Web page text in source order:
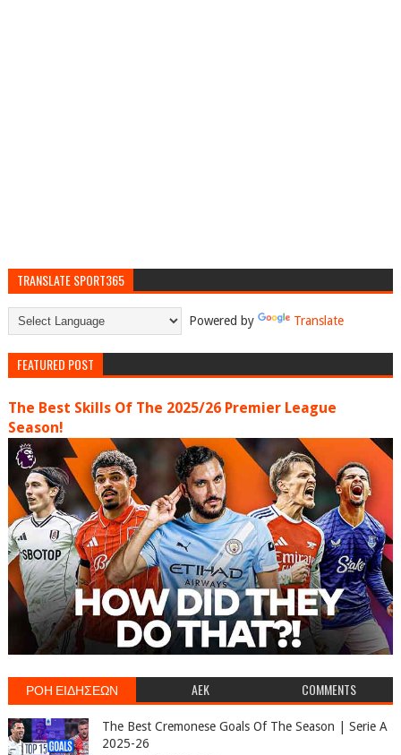
TRANSLATE SPORT365
Powered by Translate
FEATURED POST
The Best Skills Of The 2025/26 Premier League
Season!
ΡΟΗ ΕΙΔΗΣΕΩΝ AEK COMMENTS
The Best Cremonese Goals Of The Season | Serie A
2025-26